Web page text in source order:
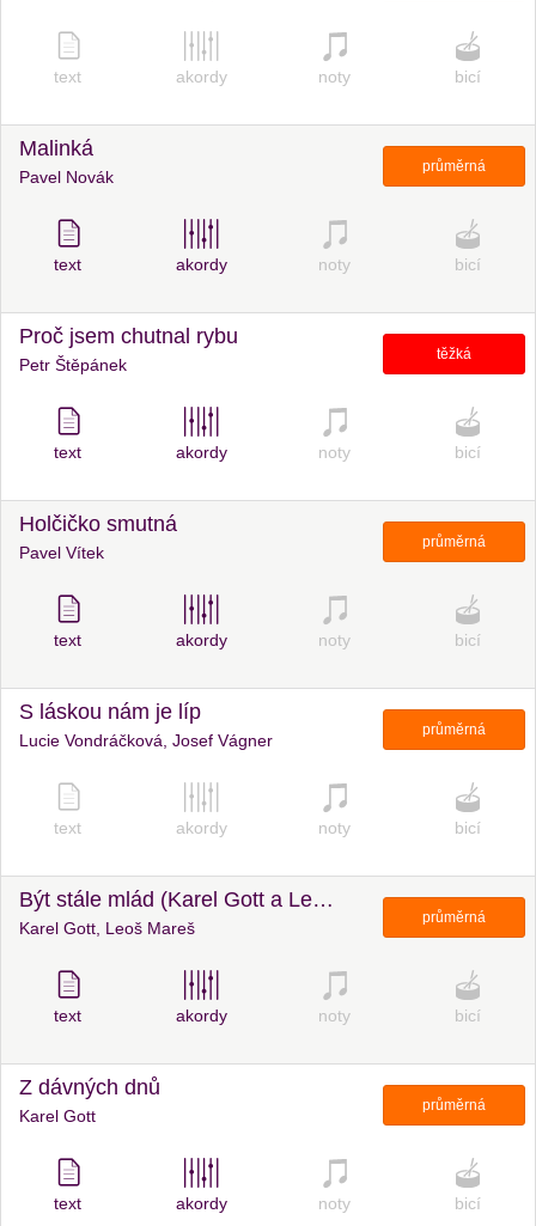
text akordy noty bicí
Malinká
Pavel Novák
průměrná
text akordy noty bicí
Proč jsem chutnal rybu
Petr Štěpánek
těžká
text akordy noty bicí
Holčičko smutná
Pavel Vítek
průměrná
text akordy noty bicí
S láskou nám je líp
Lucie Vondráčková, Josef Vágner
průměrná
text akordy noty bicí
Být stále mlád (Karel Gott a Leoš Mareš)
Karel Gott, Leoš Mareš
průměrná
text akordy noty bicí
Z dávných dnů
Karel Gott
průměrná
text akordy noty bicí